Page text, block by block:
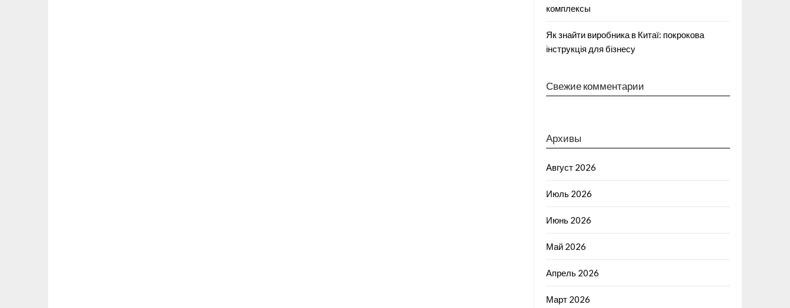
комплексы
Як знайти виробника в Китаї: покрокова
інструкція для бізнесу
Свежие комментарии
Архивы
Август 2026
Июль 2026
Июнь 2026
Май 2026
Апрель 2026
Март 2026